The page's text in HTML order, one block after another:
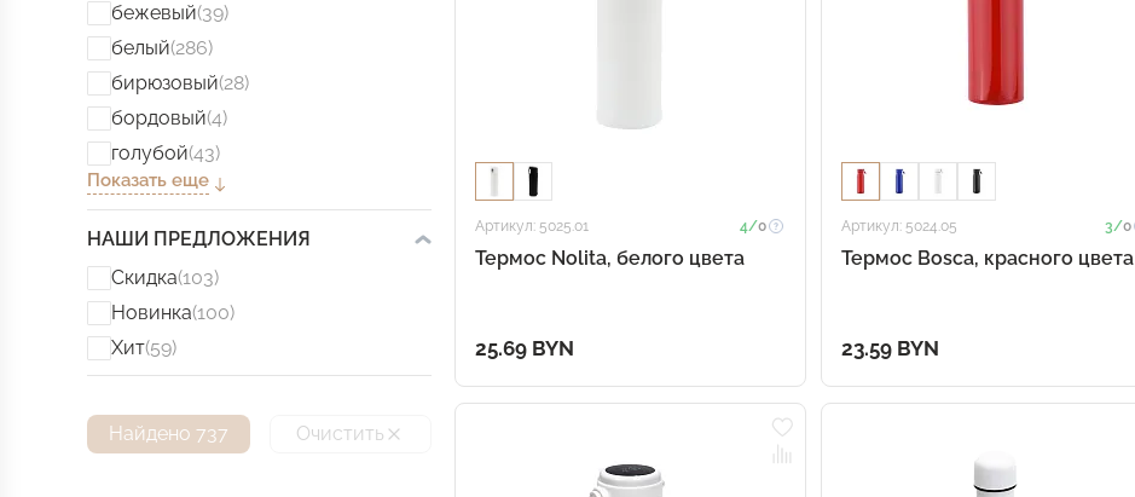
бежевый(39)
белый(286)
бирюзовый(28)
бордовый(4)
голубой(43)
Показать еще
НАШИ ПРЕДЛОЖЕНИЯ
Скидка(103)
Новинка(100)
Хит(59)
Найдено 737 Очистить
Артикул: 5025.01 4/0
Термос Nolita, белого цвета
25.69 BYN
Артикул: 5024.05 3/0
Термос Bosca, красного цвета
23.59 BYN